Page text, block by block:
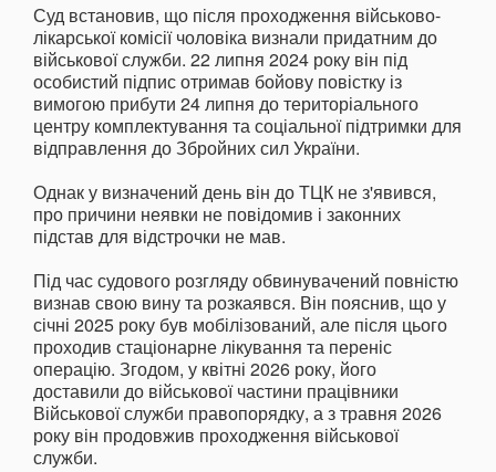
Суд встановив, що після проходження військово-
лікарської комісії чоловіка визнали придатним до
військової служби. 22 липня 2024 року він під
особистий підпис отримав бойову повістку із
вимогою прибути 24 липня до територіального
центру комплектування та соціальної підтримки для
відправлення до Збройних сил України.
Однак у визначений день він до ТЦК не з'явився,
про причини неявки не повідомив і законних
підстав для відстрочки не мав.
Під час судового розгляду обвинувачений повністю
визнав свою вину та розкаявся. Він пояснив, що у
січні 2025 року був мобілізований, але після цього
проходив стаціонарне лікування та переніс
операцію. Згодом, у квітні 2026 року, його
доставили до військової частини працівники
Військової служби правопорядку, а з травня 2026
року він продовжив проходження військової
служби.